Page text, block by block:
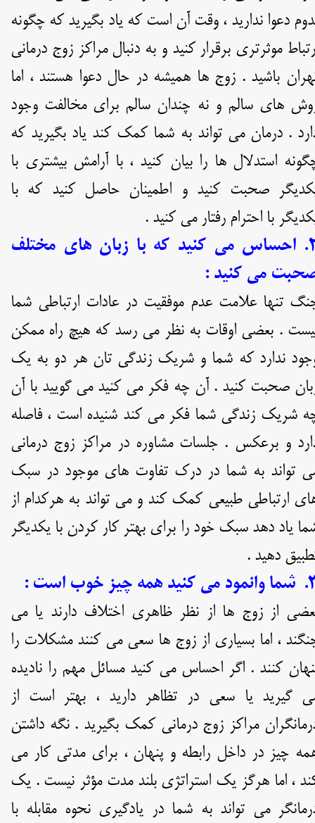
دعوا ندارید ، وقت آن است که یاد بگیرید که چگونه
موثرتری برقرار کنید و به دنبال مراکز زوج درمانی
باشید . زوج ها همیشه در حال دعوا هستند ، اما
های سالم و نه چندان سالم برای مخالفت وجود
. درمان می تواند به شما کمک کند یاد بگیرید که
استدلال ها را بیان کنید ، با آرامش بیشتری با
صحبت کنید و اطمینان حاصل کنید که با
با احترام رفتار می کنید .
۲. احساس می کنید که با زبان های مختلف
می کنید :
تنها علامت عدم موفقیت در عادات ارتباطی شما
. بعضی اوقات به نظر می رسد که هیچ راه ممکن
ندارد که شما و شریک زندگی تان هر دو به یک
صحبت کنید . آن چه فکر می کنید می گویید با آن
شریک زندگی شما فکر می کند شنیده است ، فاصله
و برعکس . جلسات مشاوره در مراکز زوج درمانی
تواند به شما در درک تفاوت های موجود در سبک
ارتباطی طبیعی کمک کند و می تواند به هرکدام از
یاد دهد سبک خود را برای بهتر کار کردن با یکدیگر
دهید .
چیز خوب است :
از زوج ها از نظر ظاهری اختلاف دارند یا می
، اما بسیاری از زوج ها سعی می کنند مشکلات را
کنند . اگر احساس می کنید مسائل مهم را نادیده
گیرید یا سعی در تظاهر دارید ، بهتر است از
مراکز زوج درمانی کمک بگیرید . نگه داشتن
چیز در داخل رابطه و پنهان ، برای مدتی کار می
، اما هرگز یک استراتژی بلند مدت مؤثر نیست . یک
می تواند به شما در یادگیری نحوه مقابله با